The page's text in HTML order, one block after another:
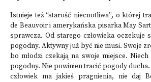
Istnieje też “starość niecnotliwa”, o której
de Beauvoir i amerykańska pisarka May
sprawcza. Od starego człowieka oczekuje
pogodny. Aktywny już być nie musi. Swoje
bo młodzi czekają na swoje miejsce.
pogodny. Nie powinien tracić pogody
człowiek ma jakieś pragnienia, nie daj